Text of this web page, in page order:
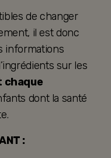
de changer
il est donc
informations
sur les
chaque
dont la santé
: